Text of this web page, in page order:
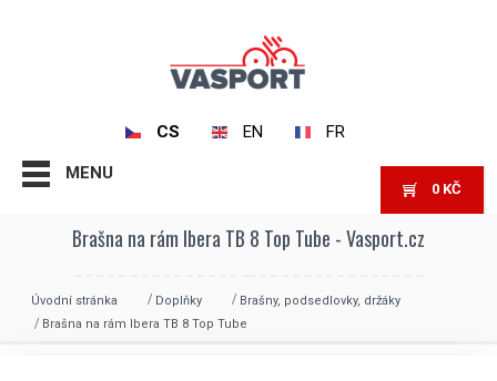
CS EN FR
MENU
0 KČ
Brašna na rám Ibera TB 8 Top Tube - Vasport.cz
Úvodní stránka Doplňky
Brašny, podsedlovky, držáky
Brašna na rám Ibera TB 8 Top Tube